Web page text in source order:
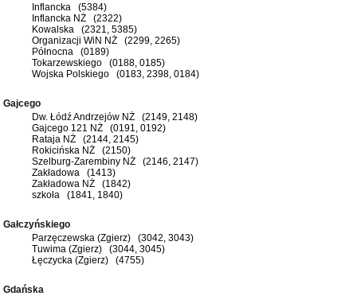
Inflancka (5384)
Inflancka NŻ (2322)
Kowalska (2321, 5385)
Organizacji WiN NŻ (2299, 2265)
Północna (0189)
Tokarzewskiego (0188, 0185)
Wojska Polskiego (0183, 2398, 0184)
Gajcego
Dw. Łódź Andrzejów NŻ (2149, 2148)
Gajcego 121 NŻ (0191, 0192)
Rataja NŻ (2144, 2145)
Rokicińska NŻ (2150)
Szelburg-Zarembiny NŻ (2146, 2147)
Zakładowa (1413)
Zakładowa NŻ (1842)
szkoła (1841, 1840)
Gałczyńskiego
Parzęczewska (Zgierz) (3042, 3043)
Tuwima (Zgierz) (3044, 3045)
Łęczycka (Zgierz) (4755)
Gdańska